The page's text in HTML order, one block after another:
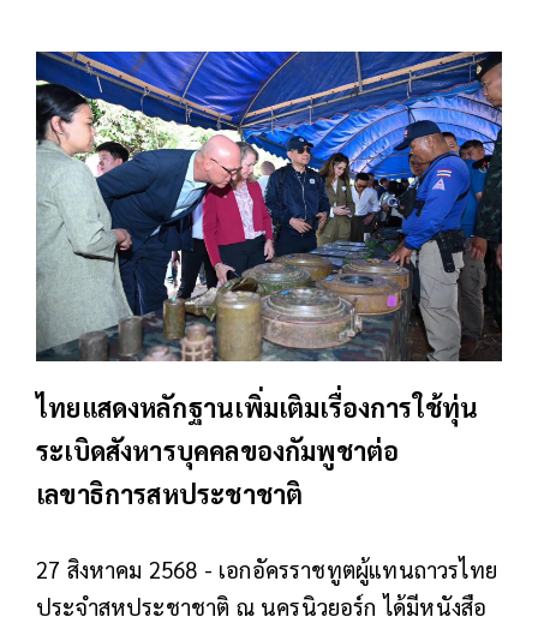
ไทยแสดงหลักฐานเพิ่มเติมเรื่องการใช้ทุ่น
ระเบิดสังหารบุคคลของกัมพูชาต่อ
เลขาธิการสหประชาชาติ
27 สิงหาคม 2568 - เอกอัครราชทูตผู้แทนถาวรไทย
ประจำสหประชาชาติ ณ นครนิวยอร์ก ได้มีหนังสือ